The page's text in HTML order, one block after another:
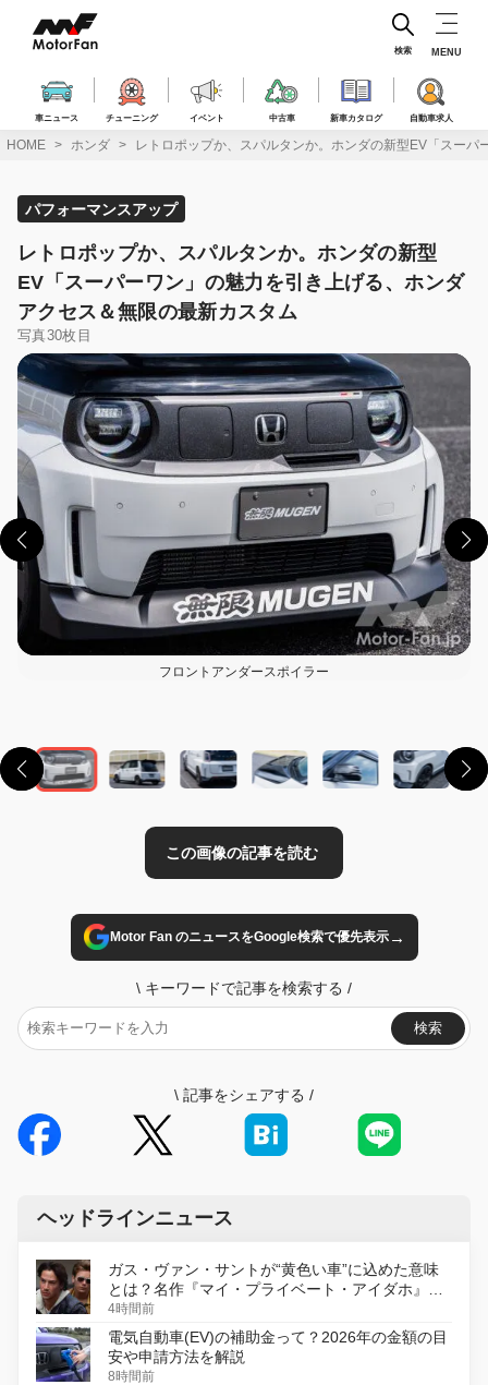
ス
車ニュース チューニング イベント 中古車 新車カタログ 自動車求人
検索 MENU
HOME ホンダ レトロポップか、スパルタンか。ホンダの新型EV「スー
パフォーマンスアップ
レトロポップか、スパルタンか。ホンダの新型
EV「スーパーワン」の魅力を引き上げる、ホンダ
アクセス＆無限の最新カスタム
写真30枚目
フロントアンダースポイラー
Motor Fan のニュースをGoogle検索で優先表示→
\ キーワードで記事を検索する /
検索
\ 記事をシェアする /
ヘッドラインニュース
ガス・ヴァン・サントが“黄色い車”に込めた意味
とは？名作『マイ・プライベート・アイダホ』が
初のデジタルリマスター版で復活
4時間前
電気自動車(EV)の補助金って？2026年の金額の目
安や申請方法を解説
8時間前